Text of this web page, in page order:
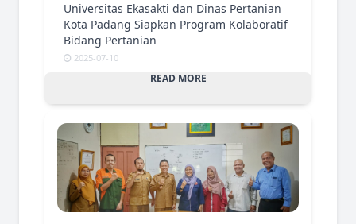
Universitas Ekasakti dan Dinas Pertanian
Kota Padang Siapkan Program Kolaboratif
Bidang Pertanian
2025-07-10
READ MORE